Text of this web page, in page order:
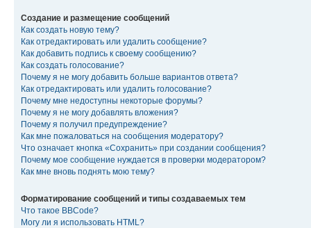
Создание и размещение сообщений
Как создать новую тему?
Как отредактировать или удалить сообщение?
Как добавить подпись к своему сообщению?
Как создать голосование?
Почему я не могу добавить больше вариантов ответа?
Как отредактировать или удалить голосование?
Почему мне недоступны некоторые форумы?
Почему я не могу добавлять вложения?
Почему я получил предупреждение?
Как мне пожаловаться на сообщения модератору?
Что означает кнопка «Сохранить» при создании сообщения?
Почему мое сообщение нуждается в проверки модератором?
Как мне вновь поднять мою тему?
Форматирование сообщений и типы создаваемых тем
Что такое BBCode?
Могу ли я использовать HTML?